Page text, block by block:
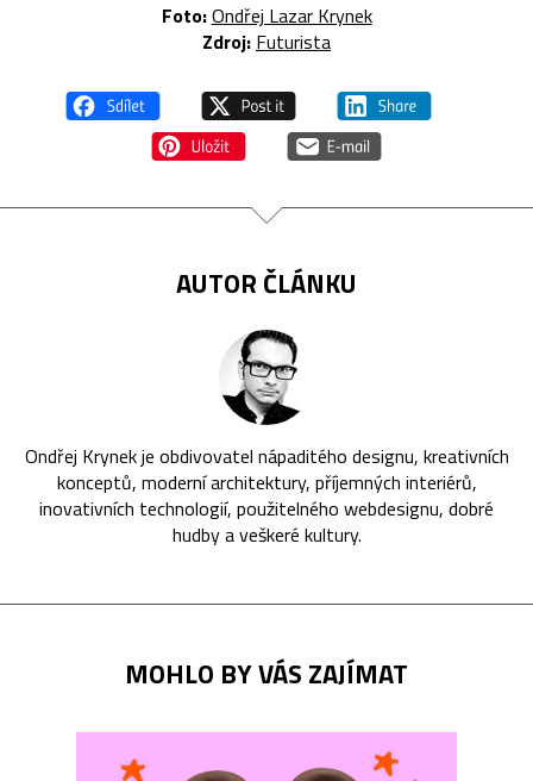
Foto:Ondřej Lazar Krynek
Zdroj: Futurista
AUTOR ČLÁNKU
Ondřej Krynek je obdivovatel nápaditého designu, kreativních
konceptů, moderní architektury, příjemných interiérů,
inovativních technologií, použitelného webdesignu, dobré
hudby a veškeré kultury.
MOHLO BY VÁS ZAJÍMAT